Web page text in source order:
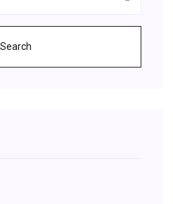
Search